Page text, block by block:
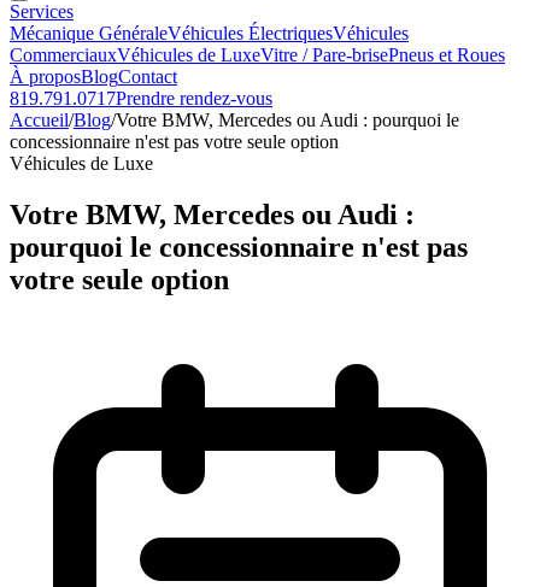
Services
Mécanique GénéraleVéhicules ÉlectriquesVéhicules
CommerciauxVéhicules de LuxeVitre / Pare-brisePneus et Roues
À proposBlogContact
819.791.0717Prendre rendez-vous
Accueil/Blog/Votre BMW, Mercedes ou Audi : pourquoi le
concessionnaire n'est pas votre seule option
Véhicules de Luxe
Votre BMW, Mercedes ou Audi :
pourquoi le concessionnaire n'est pas
votre seule option